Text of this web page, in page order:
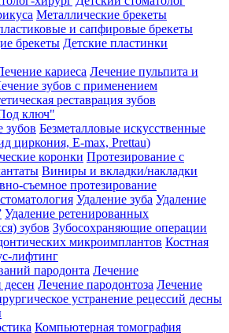
Металлические брекеты
и сапфировые брекеты
брекеты Детские пластинки
кариеса Лечение пульпита и
зубов с применением
реставрация зубов
ключ"
зубов Безметалловые искусственные
циркония, E-max, Prettau)
коронки Протезирование с
Виниры и вкладки/накладки
съемное протезирование
Удаление зуба Удаление
Удаление ретенированных
зубов Зубосохраняющие операции
микроимплантов Костная
лифтинг
пародонта Лечение
десен Лечение пародонтоза Лечение
устранение рецессий десны
Компьютерная томография